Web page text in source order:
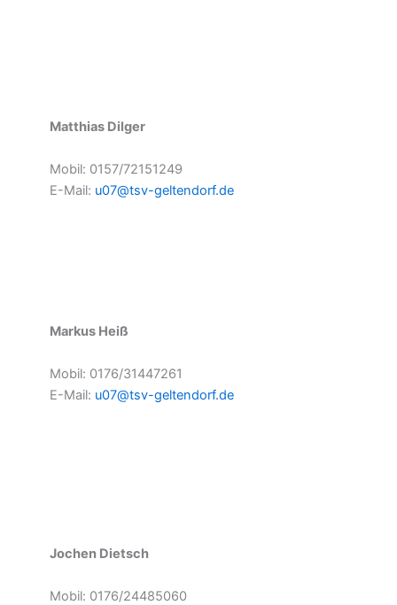
Matthias Dilger
Mobil: 0157/72151249
E-Mail: u07@tsv-geltendorf.de
Markus Heiß
Mobil: 0176/31447261
E-Mail: u07@tsv-geltendorf.de
Jochen Dietsch
Mobil: 0176/24485060